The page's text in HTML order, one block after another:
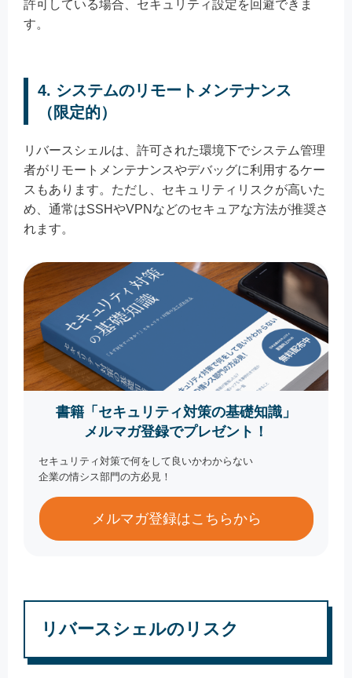
許可している場合、セキュリティ設定を回避できま
す。
4. システムのリモートメンテナンス
（限定的）
リバースシェルは、許可された環境下でシステム管理
者がリモートメンテナンスやデバッグに利用するケー
スもあります。ただし、セキュリティリスクが高いた
め、通常はSSHやVPNなどのセキュアな方法が推奨さ
れます。
書籍「セキュリティ対策の基礎知識」
メルマガ登録でプレゼント！
セキュリティ対策で何をして良いかわからない
企業の情シス部門の方必見！
メルマガ登録はこちらから
リバースシェルのリスク